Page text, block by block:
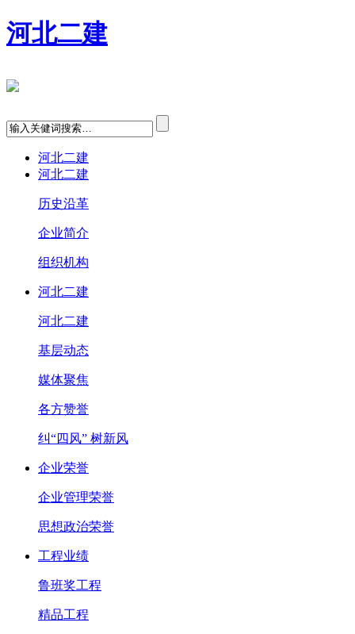
河北二建
河北二建
河北二建
历史沿革
企业简介
组织机构
河北二建
河北二建
基层动态
媒体聚焦
各方赞誉
纠“四风” 树新风
企业荣誉
企业管理荣誉
思想政治荣誉
工程业绩
鲁班奖工程
精品工程